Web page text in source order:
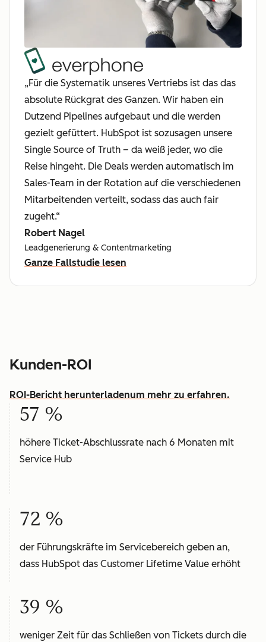
„Für die Systematik unseres Vertriebs ist das das
absolute Rückgrat des Ganzen. Wir haben ein
Dutzend Pipelines aufgebaut und die werden
gezielt gefüttert. HubSpot ist sozusagen unsere
Single Source of Truth – da weiß jeder, wo die
Reise hingeht. Die Deals werden automatisch im
Sales-Team in der Rotation auf die verschiedenen
Mitarbeitenden verteilt, sodass das auch fair
zugeht.“
Robert Nagel
Leadgenerierung & Contentmarketing
Ganze Fallstudie lesen
Kunden-ROI
ROI-Bericht herunterladenum mehr zu erfahren.
57 %
höhere Ticket-Abschlussrate nach 6 Monaten mit
Service Hub
72 %
der Führungskräfte im Servicebereich geben an,
dass HubSpot das Customer Lifetime Value erhöht
39 %
weniger Zeit für das Schließen von Tickets durch die